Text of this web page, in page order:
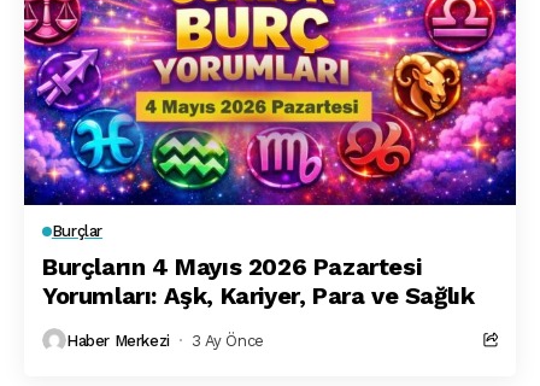
Burçlar
Burçların 4 Mayıs 2026 Pazartesi
Yorumları: Aşk, Kariyer, Para ve Sağlık
Haber Merkezi 3 Ay Önce